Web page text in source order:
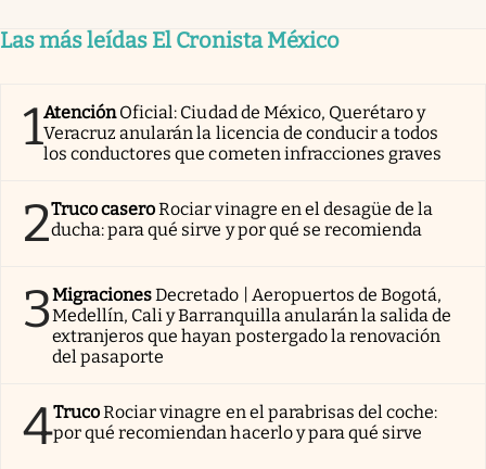
Las más leídas El Cronista México
1AtenciónOficial: Ciudad de México, Querétaro y
Veracruz anularán la licencia de conducir a todos
los conductores que cometen infracciones graves
2Truco caseroRociar vinagre en el desagüe de la
ducha: para qué sirve y por qué se recomienda
3MigracionesDecretado | Aeropuertos de Bogotá,
Medellín, Cali y Barranquilla anularán la salida de
extranjeros que hayan postergado la renovación
del pasaporte
4TrucoRociar vinagre en el parabrisas del coche:
por qué recomiendan hacerlo y para qué sirve